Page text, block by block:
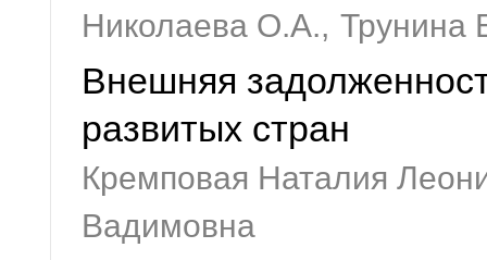
Николаева О.А., Трунина
Внешняя
развитых стран
Кремповая Наталия
Вадимовна